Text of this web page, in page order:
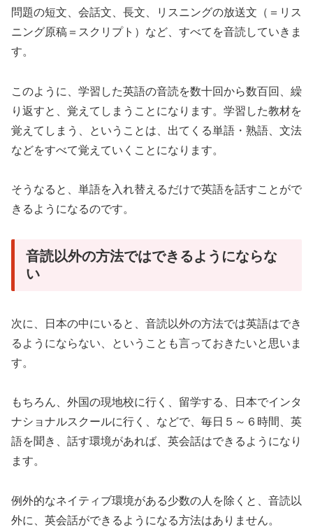
問題の短文、会話文、長文、リスニングの放送文（＝リス
ニング原稿＝スクリプト）など、すべてを音読していきま
す。
このように、学習した英語の音読を数十回から数百回、繰
り返すと、覚えてしまうことになります。学習した教材を
覚えてしまう、ということは、出てくる単語・熟語、文法
などをすべて覚えていくことになります。
そうなると、単語を入れ替えるだけで英語を話すことがで
きるようになるのです。
音読以外の方法ではできるようにならな
い
次に、日本の中にいると、音読以外の方法では英語はでき
るようにならない、ということも言っておきたいと思いま
す。
もちろん、外国の現地校に行く、留学する、日本でインタ
ナショナルスクールに行く、などで、毎日５～６時間、英
語を聞き、話す環境があれば、英会話はできるようになり
ます。
例外的なネイティブ環境がある少数の人を除くと、音読以
外に、英会話ができるようになる方法はありません。